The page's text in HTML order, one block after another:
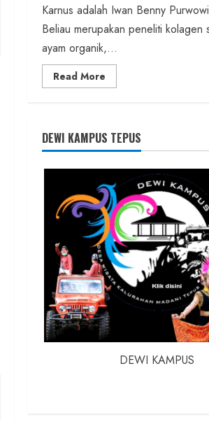
Karnus adalah Iwan Benny
Beliau merupakan peneliti kolagen
ayam organik,...
Read More
more
dan
Dokter
dan
DEWI KAMPUS TEPUS
DEWI KAMPUS